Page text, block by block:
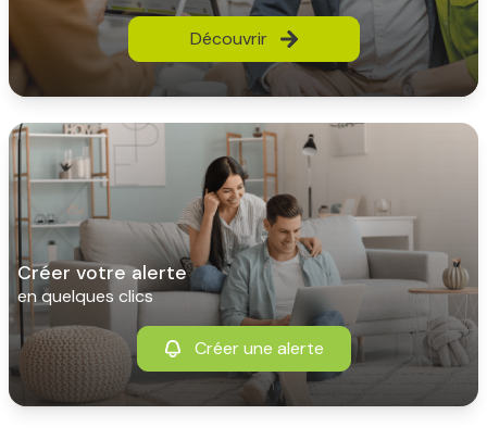
Découvrir
créer votre alerte
en quelques clics
Créer une alerte